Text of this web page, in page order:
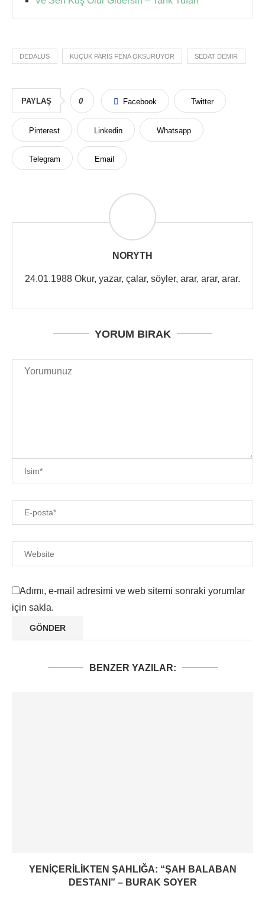
DEDALUS KÜÇÜK PARIS FENA ÖKSÜRÜYOR SEDAT DEMIR
PAYLAŞ 0 Facebook Twitter
Pinterest Linkedin Whatsapp
Telegram Email
NORYTH
24.01.1988 Okur, yazar, çalar, söyler, arar, arar, arar.
YORUM BIRAK
Adımı, e-mail adresimi ve web sitemi sonraki yorumlar
için sakla.
BENZER YAZILAR:
YENIÇERILIKTEN ŞAHLIĞA: “ŞAH BALABAN
DESTANI” – BURAK SOYER